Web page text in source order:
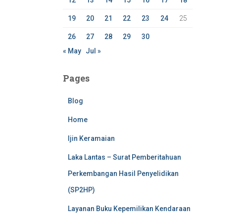
19 20 21 22 23 24 25
26 27 28 29
30
« May
Jul »
Pages
Blog
Home
Ijin Keramaian
Laka Lantas – Surat Pemberitahuan
Perkembangan Hasil Penyelidikan
(SP2HP)
Layanan Buku Kepemilikan Kendaraan